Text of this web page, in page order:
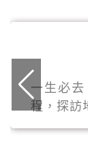
一生必
程，探訪